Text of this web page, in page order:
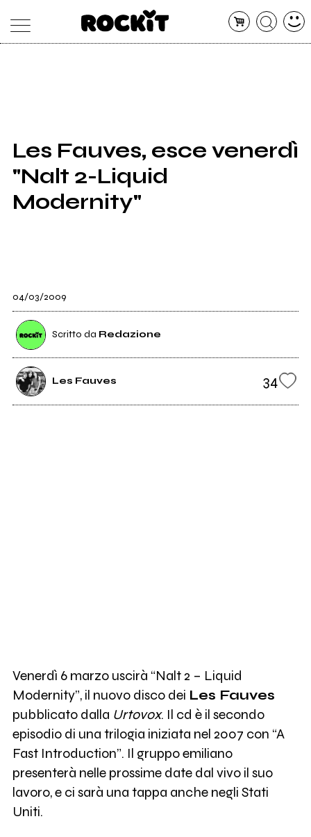
SHOP
RADIO
Les Fauves, esce venerdì
"Nalt 2-Liquid
Modernity"
04/03/2009
Scritto da Redazione
Les Fauves 34
Venerdì 6 marzo uscirà “Nalt 2 – Liquid
Modernity”, il nuovo disco dei Les Fauves
pubblicato dalla Urtovox. Il cd è il secondo
episodio di una trilogia iniziata nel 2007 con “A
Fast Introduction”. Il gruppo emiliano
presenterà nelle prossime date dal vivo il suo
lavoro, e ci sarà una tappa anche negli Stati
Uniti.